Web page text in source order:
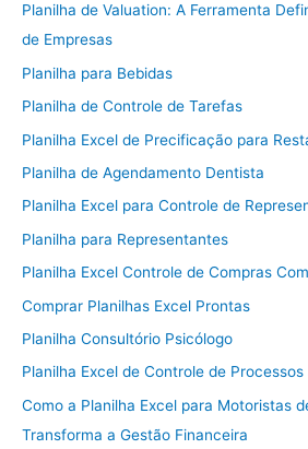
Planilha de Valuation: A Ferramenta
de Empresas
Planilha para Bebidas
Planilha de Controle de Tarefas
Planilha Excel de Precificação para
Planilha de Agendamento Dentista
Planilha Excel para Controle de
Planilha para Representantes
Planilha Excel Controle de Compras
Comprar Planilhas Excel Prontas
Planilha Consultório Psicólogo
Planilha Excel de Controle de
Como a Planilha Excel para Motoristas
Transforma a Gestão Financeira